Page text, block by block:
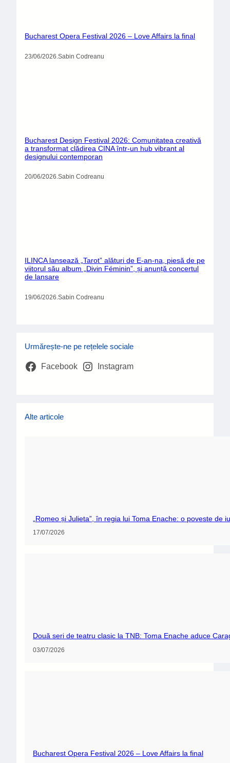
Bucharest Opera Festival 2026 – Love Affairs la final
23/06/2026 Sabin Codreanu
Bucharest Design Festival 2026: Comunitatea creativă
a transformat clădirea CINA într-un hub vibrant al
designului contemporan
20/06/2026.Sabin Codreanu
ILINCA lansează „Tarot” alături de E-an-na, piesă de pe
viitorul său album „Divin Féminin”, și anunță concertul
de lansare
19/06/2026.Sabin Codreanu
Urmărește-ne pe rețelele sociale
Facebook Instagram
Alte articole
„Romeo și Julieta”, în regia lui Toma Enache: o poveste de
17/07/2026
Două seri de teatru clasic la TNB: Toma Enache aduce
03/07/2026
Bucharest Opera Festival 2026 – Love Affairs la final